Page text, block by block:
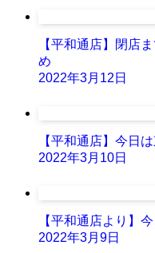
【平和通店】閉店
め
2022年3月12日
【平和通店】今日
2022年3月10日
【平和通店より】
2022年3月9日